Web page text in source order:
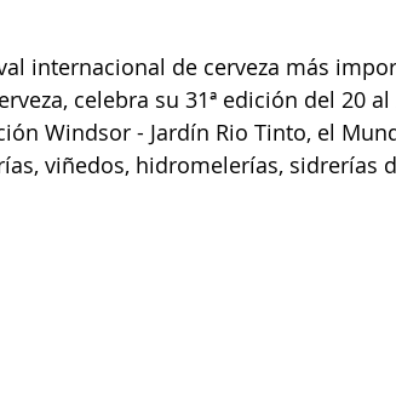
internacional de cerveza más
celebra su 31ª edición del 20
Windsor - Jardín Rio Tinto, el
viñedos, hidromelerías, sidrerías